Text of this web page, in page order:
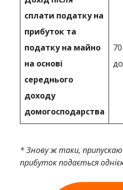
сплати податку на
прибуток та
податку на майно
на основі
середнього
доходу
домогосподарства
* Знову ж таки,
прибуток подається